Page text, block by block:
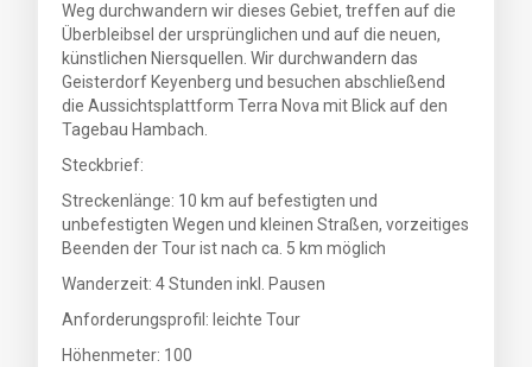
Weg durchwandern wir dieses Gebiet, treffen auf die
Überbleibsel der ursprünglichen und auf die neuen,
künstlichen Niersquellen. Wir durchwandern das
Geisterdorf Keyenberg und besuchen abschließend
die Aussichtsplattform Terra Nova mit Blick auf den
Tagebau Hambach.
Steckbrief:
Streckenlänge: 10 km auf befestigten und
unbefestigten Wegen und kleinen Straßen, vorzeitiges
Beenden der Tour ist nach ca. 5 km möglich
Wanderzeit: 4 Stunden inkl. Pausen
Anforderungsprofil: leichte Tour
Höhenmeter: 100